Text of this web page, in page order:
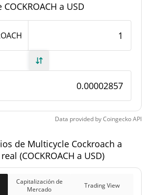
#8000
999.251.038,841
999.251.038,841
COCKROACH
COCKROACH
mercado de Multicycle
a USD
Data provided byCoingeckoAPI
de Multicycle Cockroach a
(COCKROACH a USD)
Capitalización de
Mercado
Trading View